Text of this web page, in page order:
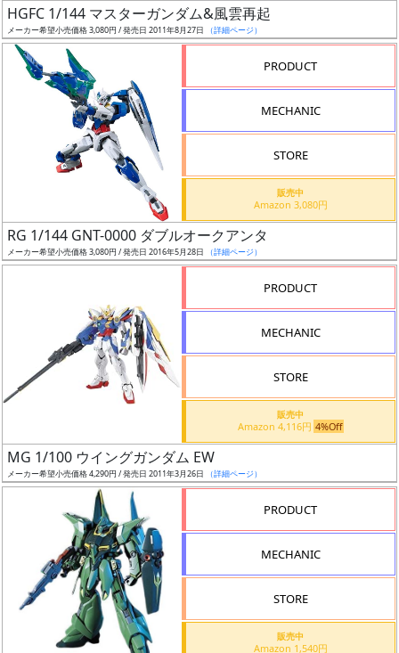
ー
ズ・
況
売
始
抽
選
活
HGFC 1/144 マスターガンダム&風雲再起
メーカー希望小売価格 3,080円 / 発売日 2011年8月27日 （詳細ページ）
PRODUCT
MECHANIC
STORE
販売中
Amazon 3,080円
RG 1/144 GNT-0000 ダブルオークアンタ
メーカー希望小売価格 3,080円 / 発売日 2016年5月28日 （詳細ページ）
PRODUCT
MECHANIC
STORE
販売中
Amazon 4,116円 4%Off
MG 1/100 ウイングガンダム EW
メーカー希望小売価格 4,290円 / 発売日 2011年3月26日 （詳細ページ）
PRODUCT
MECHANIC
STORE
販売中
Amazon 1,540円